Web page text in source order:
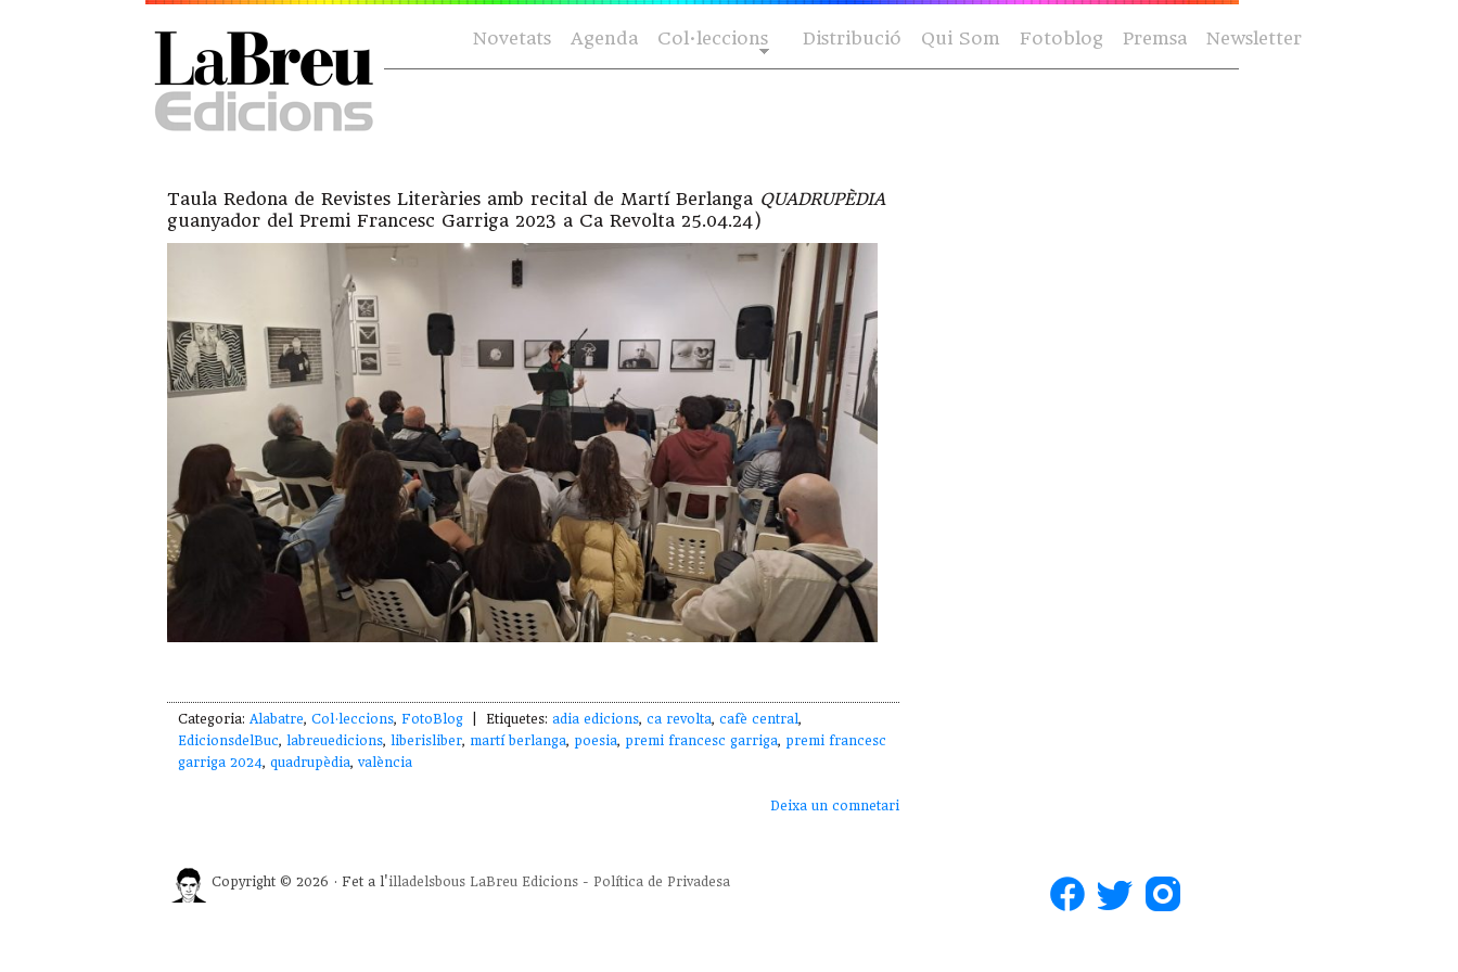
Novetats Agenda Col·leccions Distribució Qui Som Fotoblog Premsa Newsletter
Taula Redona de Revistes Literàries amb recital de Martí Berlanga QUADRUPÈDIA
guanyador del Premi Francesc Garriga 2023 a Ca Revolta 25.04.24)
Categoria:Alabatre,Col·leccions, FotoBlog | Etiquetes:adia edicions,ca revolta,cafè central,
EdicionsdelBuc,labreuedicions,liberisliber, martí berlanga, poesia, premi francesc garriga, premi francesc
garriga 2024,quadrupèdia,valència
Deixa un comnetari
Copyright © 2026 · Fet a l'illadelsbous LaBreu Edicions -Política de Privadesa